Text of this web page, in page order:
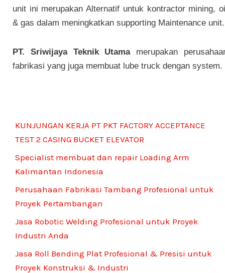
unit ini merupakan Alternatif untuk kontractor mining,
& gas dalam meningkatkan supporting Maintenance unit.
PT. Sriwijaya Teknik Utamamerupakan
fabrikasi yang juga membuat lube truck dengan system.
KUNJUNGAN KERJA PT PKT FACTORY ACCEPTANCE
TEST 2 CASING BUCKET ELEVATOR
Specialist membuat dan repair Loading Arm
Kalimantan Indonesia
Perusahaan Fabrikasi Tambang Profesional untuk
Proyek Pertambangan
Jasa Robotic Welding Profesional untuk Proyek
Industri Anda
Jasa Roll Bending Plat Profesional & Presisi untuk
Proyek Konstruksi & Industri